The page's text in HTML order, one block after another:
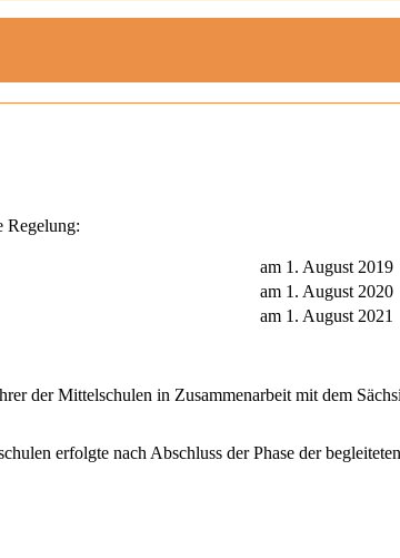
Regelung:
am 1. August 2019
am 1. August 2020
am 1. August 2021
der Mittelschulen in Zusammenarbeit mit dem
erfolgte nach Abschluss der Phase der